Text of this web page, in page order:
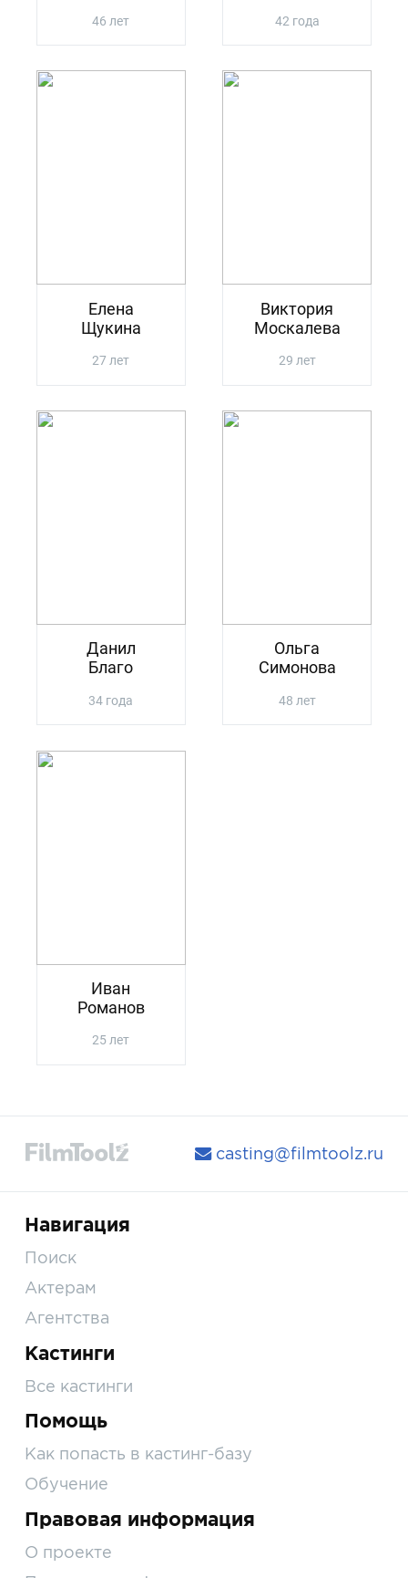
46 лет 42 года
Елена
Щукина
27 лет
Виктория
Москалева
29 лет
Данил
Благо
34 года
Ольга
Симонова
48 лет
Иван
Романов
25 лет
casting@filmtoolz.ru
Навигация
Поиск
Актерам
Агентства
Кастинги
Все кастинги
Помощь
Как попасть в кастинг-базу
Обучение
Правовая информация
О проекте